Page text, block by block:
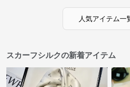
人気アイテム一
スカーフシルクの新着アイテム